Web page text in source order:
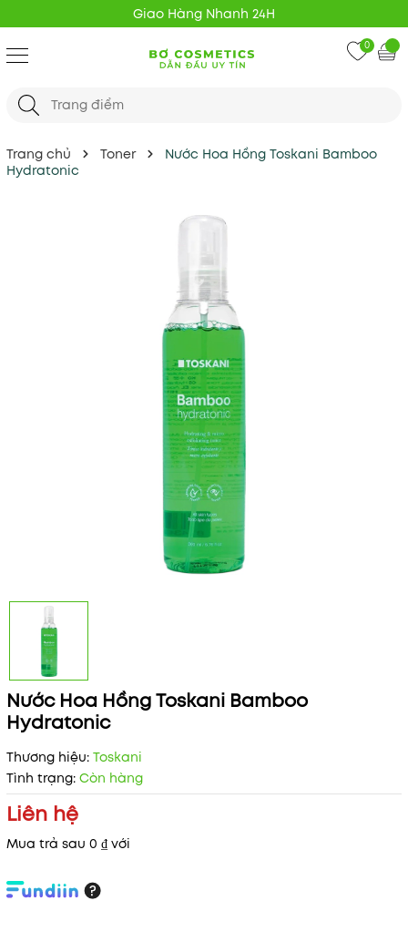
Giao Hàng Nhanh 24H
0
Trang chủ Toner
Nước Hoa Hồng Toskani Bamboo
Hydratonic
Nước Hoa Hồng Toskani Bamboo
Hydratonic
Thương hiệu: Toskani
Tình trạng: Còn hàng
Liên hệ
Mua trả sau 0 ₫ với